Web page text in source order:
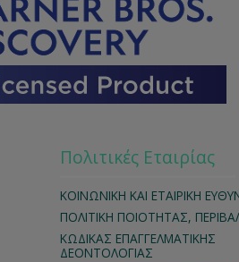
Πολιτικές Εταιρίας
ΚΟΙΝΩΝΙΚΗ ΚΑΙ ΕΤΑΙΡΙΚΗ
ΠΟΛΙΤΙΚΗ ΠΟΙΟΤΗΤΑΣ,
ΚΩΔΙΚΑΣ ΕΠΑΓΓΕΛΜΑΤΙΚΗΣ
ΔΕΟΝΤΟΛΟΓΙΑΣ